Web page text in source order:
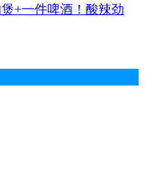
+一件啤酒！酸辣劲